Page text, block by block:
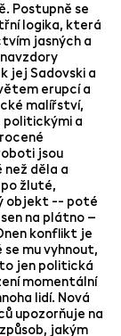
Postupně se
logika, která
jasných a
jej Sadovski a
erupcí a
malířství,
politickými a
jsou
než děla a
žluté,
objekt -- poté
na plátno –
konflikt je
se mu vyhnout,
jen politická
momentální
lidí. Nová
upozorňuje na
jakým